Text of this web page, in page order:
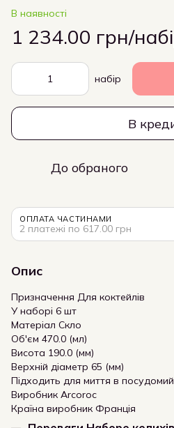
В наявності
1 234.00 грн/
набір
В
До обраного
ОПЛАТА ЧАСТИНАМИ
2 платежі по 617.00 грн
Опис
Призначення Для коктейлів
У наборі 6 шт
Матеріал Скло
Об'єм 470.0 (мл)
Висота 190.0 (мм)
Верхній діаметр 65 (мм)
Підходить для миття в
Виробник Arcoroc
Країна виробник Франція